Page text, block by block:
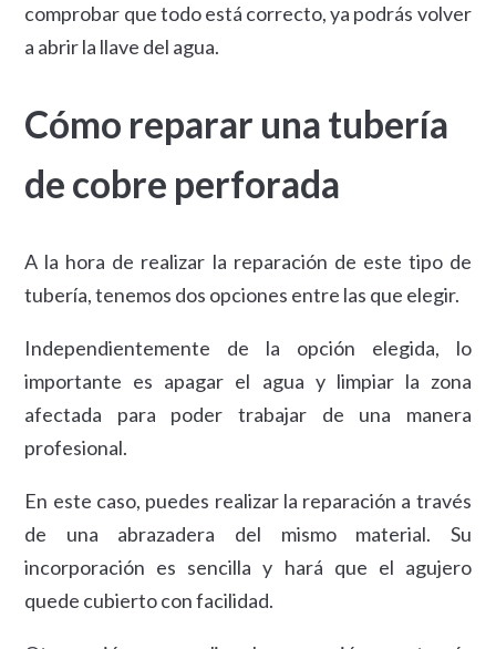
comprobar que todo está correcto, ya podrás volver
a abrir la llave del agua.
Cómo reparar una tubería
de cobre perforada
A la hora de realizar la reparación de este tipo de
tubería, tenemos dos opciones entre las que elegir.
Independientemente de la opción elegida, lo
importante es apagar el agua y limpiar la zona
afectada para poder trabajar de una manera
profesional.
En este caso, puedes realizar la reparación a través
de una abrazadera del mismo material. Su
incorporación es sencilla y hará que el agujero
quede cubierto con facilidad.